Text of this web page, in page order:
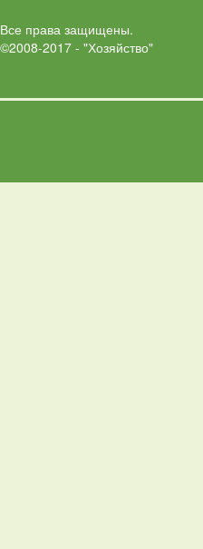
Все права защищены.
©2008-2017 - "Хозяйство"